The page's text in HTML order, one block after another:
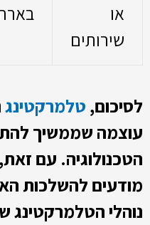
או
שירותים
לסיכום, טלמרקטינג
עוצמה שממשיך
הטכנולוגיה. עם
מודעים להשלכות
נוהלי הטלמרקטינג